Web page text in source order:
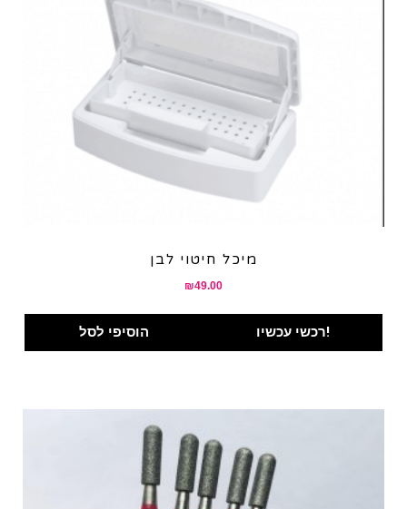
מיכל חיטוי לבן
₪49.00
הוסיפי לסל רכשי עכשיו!